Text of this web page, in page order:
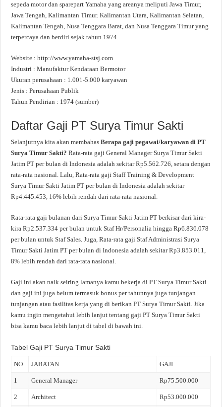
sepeda motor dan sparepart Yamaha yang areanya meliputi Jawa Timur,
Jawa Tengah, Kalimantan Timur. Kalimantan Utara, Kalimantan Selatan,
Kalimantan Tengah, Nusa Tenggara Barat, dan Nusa Tenggara Timur yang
terpercaya dan berdiri sejak tahun 1974.
Website : http://www.yamaha-stsj.com
Industri : Manufaktur Kendaraan Bermotor
Ukuran perusahaan : 1.001-5.000 karyawan
Jenis : Perusahaan Publik
Tahun Pendirian : 1974 (sumber)
Daftar Gaji PT Surya Timur Sakti
Selanjutnya kita akan membahasBerapa gaji pegawai/karyawan di PT
Surya Timur Sakti?Rata-rata gaji General Manager Surya Timur Sakti
Jatim PT per bulan di Indonesia adalah sekitar Rp5.562.726, setara dengan
rata-rata nasional. Lalu, Rata-rata gaji Staff Training & Development
Surya Timur Sakti Jatim PT per bulan di Indonesia adalah sekitar
Rp4.445.453, 16% lebih rendah dari rata-rata nasional.
Rata-rata gaji bulanan dari Surya Timur Sakti Jatim PT berkisar dari kira-
kira Rp2.537.334 per bulan untuk Staf Hr/Personalia hingga Rp6.836.078
per bulan untuk Staf Sales. Juga, Rata-rata gaji Staf Administrasi Surya
Timur Sakti Jatim PT per bulan di Indonesia adalah sekitar Rp3.853.011,
8% lebih rendah dari rata-rata nasional.
Gaji ini akan naik seiring lamanya kamu bekerja di PT Surya Timur Sakti
dan gaji ini juga belum termasuk bonus per tahunnya juga tunjangan
tunjangan atau fasilitas kerja yang di berikan PT Surya Timur Sakti. Jika
kamu ingin mengetahui lebih lanjut tentang gaji PT Surya Timur Sakti
bisa kamu baca lebih lanjut di tabel di bawah ini.
Tabel Gaji PT Surya Timur Sakti
NO. JABATAN GAJI
1 General Manager Rp75.500.000
2 Architect Rp53.000.000